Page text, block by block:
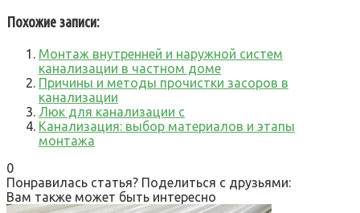
Похожие записи:
Монтаж внутренней и наружной систем
канализации в частном доме
Причины и методы прочистки засоров в
канализации
Люк для канализации с
Канализация: выбор материалов и этапы
монтажа
0
Понравилась статья? Поделиться с друзьями:
Вам также может быть интересно